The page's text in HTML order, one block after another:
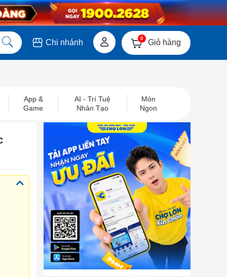
Chi nhánh 0 Giỏ hàng
App &
Game
AI - Trí Tuệ
Nhân Tạo
Món
Ngon